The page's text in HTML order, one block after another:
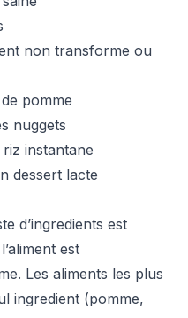
non transforme ou
pomme
nuggets
instantane
dessert lacte
d’ingredients est
est
Les aliments les plus
ingredient (pomme,